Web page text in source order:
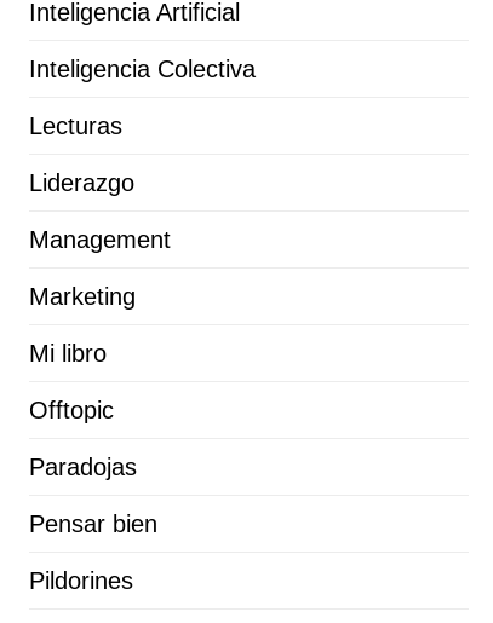
Inteligencia Artificial
Inteligencia Colectiva
Lecturas
Liderazgo
Management
Marketing
Mi libro
Offtopic
Paradojas
Pensar bien
Pildorines